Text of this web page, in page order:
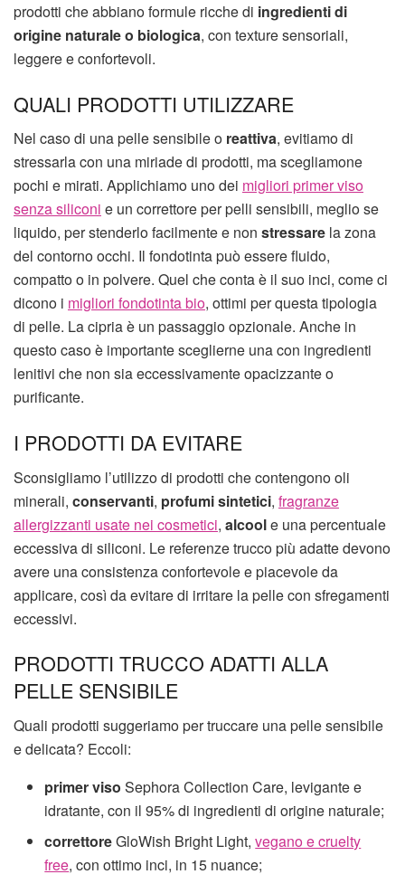
prodotti che abbiano formule ricche di ingredienti di
origine naturale o biologica, con texture sensoriali,
leggere e confortevoli.
QUALI PRODOTTI UTILIZZARE
Nel caso di una pelle sensibile o reattiva, evitiamo di
stressarla con una miriade di prodotti, ma scegliamone
pochi e mirati. Applichiamo uno dei migliori primer viso
senza siliconi e un correttore per pelli sensibili, meglio se
liquido, per stenderlo facilmente e non stressare la zona
del contorno occhi. Il fondotinta può essere fluido,
compatto o in polvere. Quel che conta è il suo inci, come ci
dicono i migliori fondotinta bio, ottimi per questa tipologia
di pelle. La cipria è un passaggio opzionale. Anche in
questo caso è importante sceglierne una con ingredienti
lenitivi che non sia eccessivamente opacizzante o
purificante.
I PRODOTTI DA EVITARE
Sconsigliamo l’utilizzo di prodotti che contengono oli
minerali, conservanti, profumi sintetici, fragranze
allergizzanti usate nei cosmetici, alcoole una percentuale
eccessiva di siliconi. Le referenze trucco più adatte devono
avere una consistenza confortevole e piacevole da
applicare, così da evitare di irritare la pelle con sfregamenti
eccessivi.
PRODOTTI TRUCCO ADATTI ALLA
PELLE SENSIBILE
Quali prodotti suggeriamo per truccare una pelle sensibile
e delicata? Eccoli:
primer viso Sephora Collection Care, levigante e
idratante, con il 95% di ingredienti di origine naturale;
correttoreGloWish Bright Light,vegano e cruelty
free, con ottimo inci, in 15 nuance;